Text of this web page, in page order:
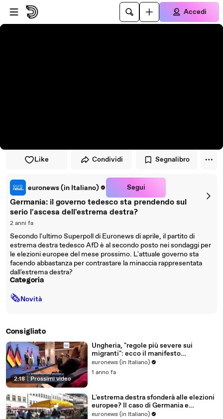
Vai al lettore
Passa al contenuto principale
Accedi
Like Condividi Segnalibro
euronews (in Italiano) Segui
Germania: il governo tedesco sta prendendo sul
serio l'ascesa dell'estrema destra?
2 anni fa
Secondo l'ultimo Superpoll di Euronews di aprile, il partito di
estrema destra tedesco AfD è al secondo posto nei sondaggi per
le elezioni europee del mese prossimo. L'attuale governo sta
facendo abbastanza per contrastare la minaccia rappresentata
dall'estrema destra?
Categoria
🗞Novità
Consigliato
2:18 | Prossimi video
Ungheria, "regole più severe sui
migranti": ecco il manifesto
dell'estrema destra tedesca e di Orbán
euronews (in Italiano)
1 anno fa
L'estrema destra sfonderà alle elezioni
europee? Il caso di Germania e
Portogallo
euronews (in Italiano)